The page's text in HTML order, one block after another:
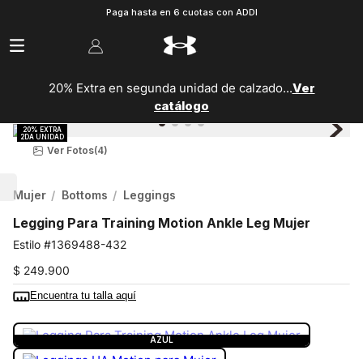
Paga hasta en 6 cuotas con ADDI
20% Extra en segunda unidad de calzado...Ver
catálogo
Ver Fotos(4)
Mujer Bottoms Leggings
Legging Para Training Motion Ankle Leg Mujer
1369488-432
$ 249.900
Encuentra tu talla aquí
AZUL